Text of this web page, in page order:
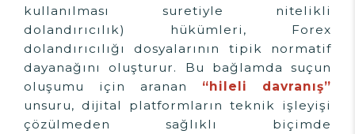
kullanılması suretiyle nitelikli
dolandırıcılık) hükümleri, Forex
dolandırıcılığı dosyalarının tipik normatif
dayanağını oluşturur. Bu bağlamda suçun
oluşumu için aranan “hileli davranış”
unsuru, dijital platformların teknik işleyişi
çözülmeden sağlıklı biçimde